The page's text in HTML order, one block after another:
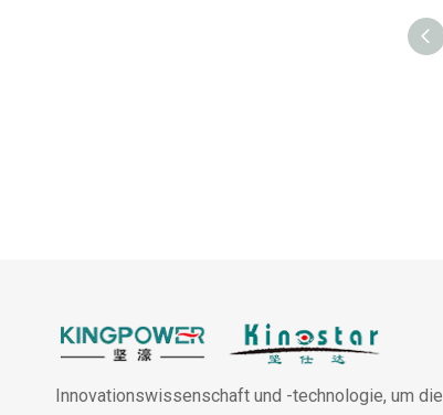
Innovationswissenschaft und -technologie, um die